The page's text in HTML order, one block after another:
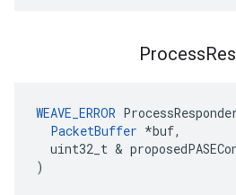
Process
WEAVE_ERROR
PacketBuffer *buf,
uint32_t &
)